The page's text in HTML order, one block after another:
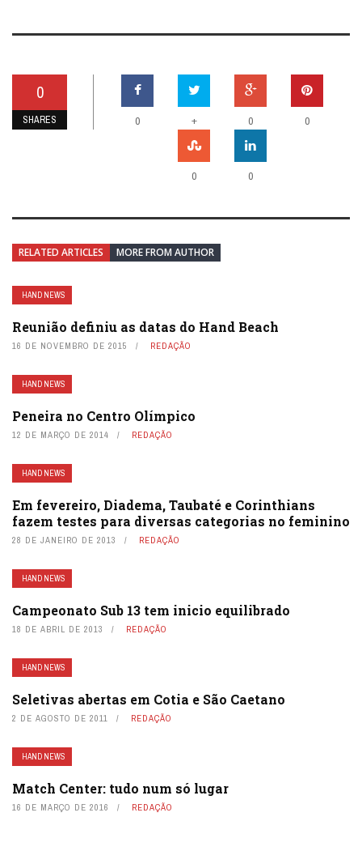
0
SHARES 0 + 0 0
0 0
RELATED ARTICLES MORE FROM AUTHOR
HAND NEWS
Reunião definiu as datas do Hand Beach
16 DE NOVEMBRO DE 2015 REDAÇÃO
HAND NEWS
Peneira no Centro Olímpico
12 DE MARÇO DE 2014 REDAÇÃO
HAND NEWS
Em fevereiro, Diadema, Taubaté e Corinthians
fazem testes para diversas categorias no feminino
28 DE JANEIRO DE 2013 REDAÇÃO
HAND NEWS
Campeonato Sub 13 tem inicio equilibrado
18 DE ABRIL DE 2013 REDAÇÃO
HAND NEWS
Seletivas abertas em Cotia e São Caetano
2 DE AGOSTO DE 2011 REDAÇÃO
HAND NEWS
Match Center: tudo num só lugar
16 DE MARÇO DE 2016 REDAÇÃO